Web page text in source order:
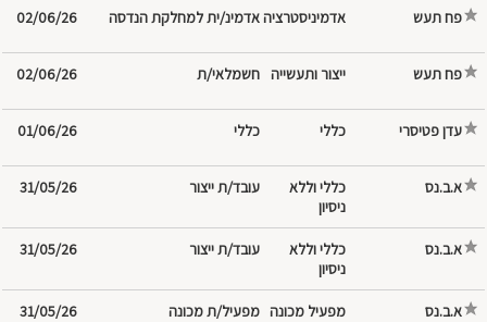
פח תעש אדמינ/ית למחלקת הנדסה 02/06/26
פח תעש ייצור ותעשייה חשמלאי/ת 02/06/26
עדן פטיסרי כללי 01/06/26
א.ב.נס
כללי וללא
ניסיון
עובד/ת ייצור 31/05/26
א.ב.נס
כללי וללא
ניסיון
עובד/ת ייצור 31/05/26
א.ב.נס מפעיל/ת מכונה 31/05/26